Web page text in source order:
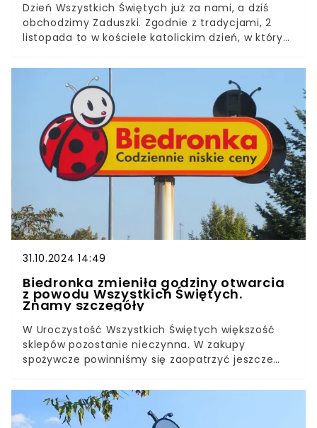
Dzień Wszystkich Świętych już za nami, a dziś
obchodzimy Zaduszki. Zgodnie z tradycjami, 2
listopada to w kościele katolickim dzień, w którym
dusze. Z Dniem Zadusznym związanych jest też
wiele przesądów. Wierzono, że niektóre codzienne
czynności mogą dziś ściągnąć na nas
nieszczęścia.
31.10.2024 14:49
Biedronka zmieniła godziny otwarcia
z powodu Wszystkich Świętych.
Znamy szczegóły
W Uroczystość Wszystkich Świętych większość
sklepów pozostanie nieczynna. W zakupy
spożywcze powinniśmy się zaopatrzyć jeszcze
potrzebom klientów i wydłużyć dziś godziny
otwarcia poszczególnych punktów. Każdy będzie
mógł zabezpieczyć się na jutrzejszy dzień.